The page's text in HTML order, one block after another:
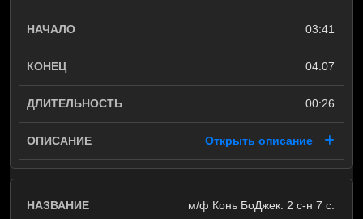
03:41
04:07
00:26
Открыть описание
м/ф Конь БоДжек. 2 с-н 7 с.